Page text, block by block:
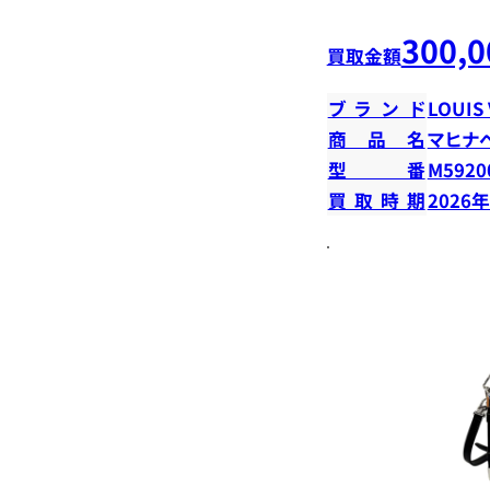
買取金額
ブランドLOUIS
商品名マヒナ
型番
買取時期2026